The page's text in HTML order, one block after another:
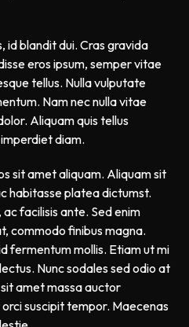
id blandit dui. Cras gravida
eros ipsum, semper vitae
tellus. Nulla vulputate
Nam nec nulla vitae
Aliquam quis tellus
diam.
sit amet aliquam. Aliquam sit
habitasse platea dictumst.
facilisis ante. Sed enim
commodo finibus magna.
fermentum mollis. Etiam ut mi
Nunc sodales sed odio at
amet massa auctor
orci suscipit tempor. Maecenas